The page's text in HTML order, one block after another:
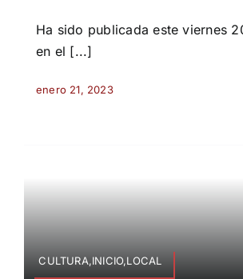
Ha sido publicada este viernes
en el [...]
enero 21, 2023
CULTURA,INICIO,LOCAL